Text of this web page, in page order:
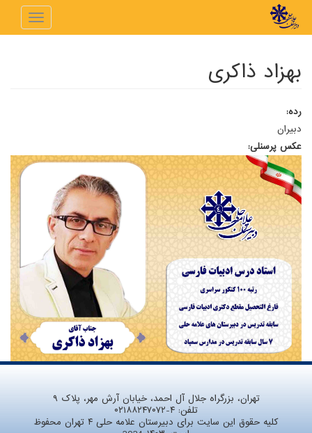
رفتن به محتوای اصلی
Toggle
بهزاد ذاکری
رده:
دبیران
عکس پرسنلی:
تهران، بزرگراه جلال آل احمد، خیابان آرش مهر، پلاک ۹
تلفن: ۰۲۱۸۸۲۴۷۰۷۲-۴
کلیه حقوق این سایت برای دبیرستان علامه حلی ۴ تهران محفوظ